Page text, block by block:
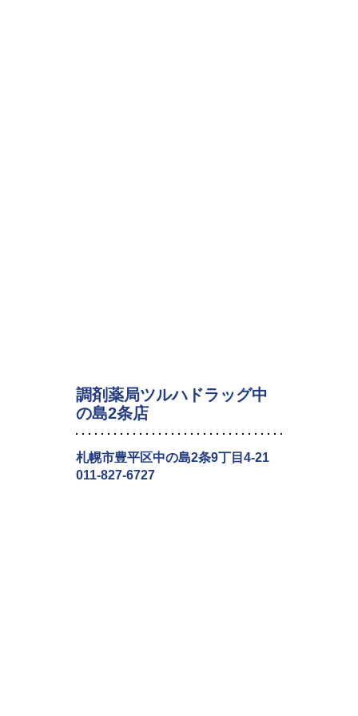
調剤薬局ツルハドラッグ中
の島2条店
札幌市豊平区中の島2条9丁目4-21
011-827-6727